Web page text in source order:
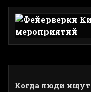
Когда люди ищут